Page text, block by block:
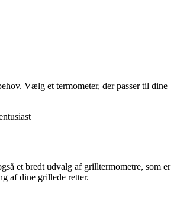
Vælg et termometer, der passer til dine
et bredt udvalg af grilltermometre, som er
af dine grillede retter.